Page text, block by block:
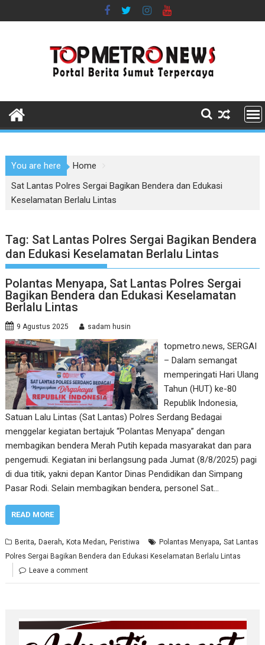
to
You are here
Home
Sat Lantas Polres Sergai Bagikan Bendera dan Edukasi
Keselamatan Berlalu Lintas
Tag: Sat Lantas Polres Sergai Bagikan Bendera
dan Edukasi Keselamatan Berlalu Lintas
Polantas Menyapa, Sat Lantas Polres Sergai
Bagikan Bendera dan Edukasi Keselamatan
Berlalu Lintas
9 Agustus 2025 sadam husin
topmetro.news, SERGAI
– Dalam semangat
memperingati Hari Ulang
Tahun (HUT) ke-80
Republik Indonesia,
Satuan Lalu Lintas (Sat Lantas) Polres Serdang Bedagai
menggelar kegiatan bertajuk “Polantas Menyapa” dengan
membagikan bendera Merah Putih kepada masyarakat dan para
pengemudi. Kegiatan ini berlangsung pada Jumat (8/8/2025) pagi
di dua titik, yakni depan Kantor Dinas Pendidikan dan Simpang
Pasar Rodi. Selain membagikan bendera, personel Sat…
READ MORE
Berita,Daerah,Kota Medan,Peristiwa Polantas Menyapa,Sat Lantas
Polres Sergai Bagikan Bendera dan Edukasi Keselamatan Berlalu Lintas
Leave a comment